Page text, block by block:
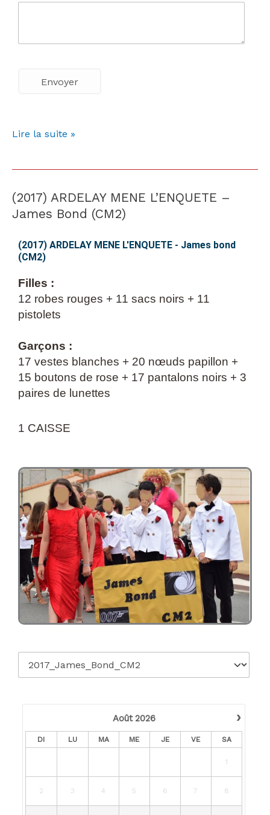
Lire la suite »
(2017) ARDELAY MENE L’ENQUETE –
James Bond (CM2)
(2017) ARDELAY MENE L'ENQUETE - James bond
(CM2)
Filles :
12 robes rouges + 11 sacs noirs + 11
pistolets
Garçons :
17 vestes blanches + 20 nœuds papillon +
15 boutons de rose + 17 pantalons noirs + 3
paires de lunettes
1 CAISSE
›
Août 2026
DI LU MA ME JE VE SA
1
2 3 4 5 6 7 8
(2017)
ARDELAY
L’ENQUETE
Bond
(CM2)